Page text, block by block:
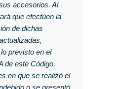
accesorios. Al
que efectúen la
de dichas
previsto en el
de este Código,
en que se realizó el